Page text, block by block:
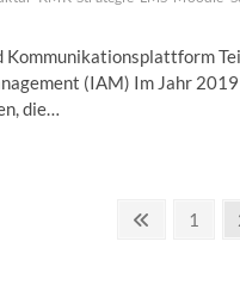
Kommunikationsplattform
(IAM) Im Jahr 2019
die…
Previous
Page
1